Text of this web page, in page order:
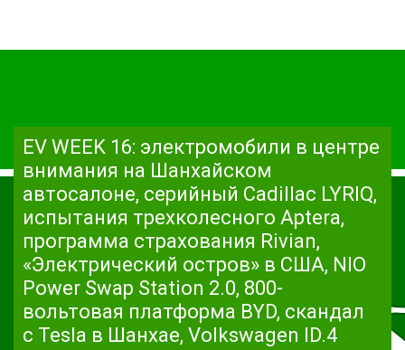
EV WEEK 16: электромобили в центре
внимания на Шанхайском
автосалоне, серийный Cadillac LYRIQ,
испытания трехколесного Aptera,
программа страхования Rivian,
«Электрический остров» в США, NIO
Power Swap Station 2.0, 800-
вольтовая платформа BYD, скандал
с Tesla в Шанхае, Volkswagen ID.4